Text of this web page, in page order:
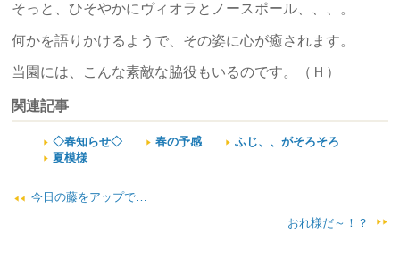
そっと、ひそやかにヴィオラとノースポール、、、。
何かを語りかけるようで、その姿に心が癒されます。
当園には、こんな素敵な脇役もいるのです。（Ｈ）
関連記事
◇春知らせ◇ 春の予感
ふじ、、がそろそろ
夏模様
今日の藤をアップで…
おれ様だ～！？